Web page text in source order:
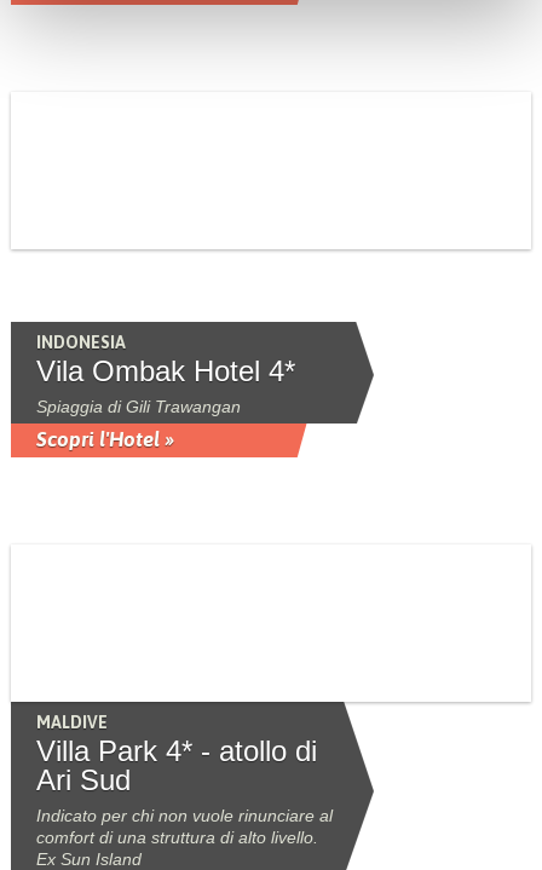
INDONESIA
Vila Ombak Hotel 4*
Spiaggia di Gili Trawangan
Scopri l'Hotel »
MALDIVE
Villa Park 4* - atollo di
Ari Sud
Indicato per chi non vuole rinunciare al
comfort di una struttura di alto livello.
Ex Sun Island